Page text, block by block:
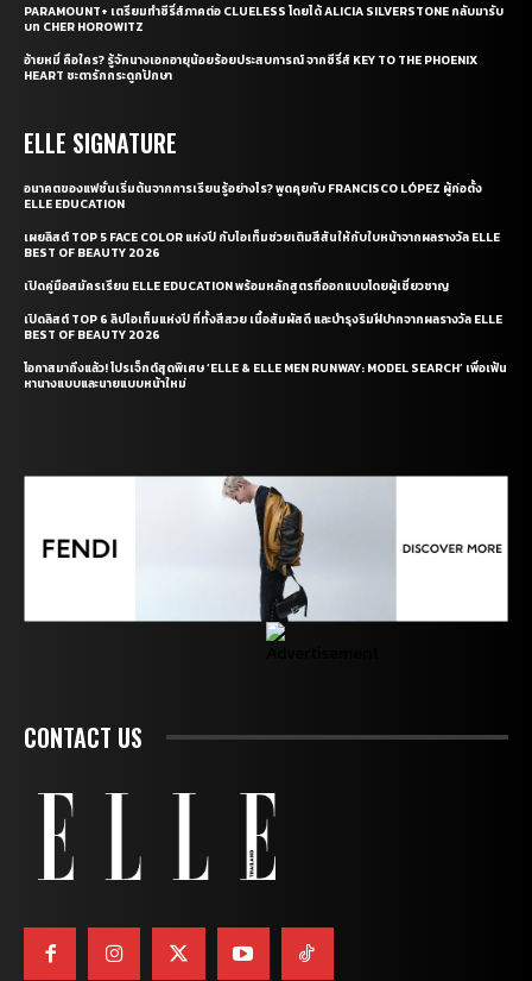
PARAMOUNT+ เตรียมทำซีรี่ส์ภาคต่อ CLUELESS โดยได้ ALICIA SILVERSTONE กลับมารับ
บท CHER HOROWITZ
อ้ายหมี่ คือใคร? รู้จักนางเอกอายุน้อยร้อยประสบการณ์ จากซีรี่ส์ KEY TO THE PHOENIX
HEART ชะตารักกระดูกปักษา
ELLE SIGNATURE
อนาคตของแฟชั่นเริ่มต้นจากการเรียนรู้อย่างไร? พูดคุยกับ FRANCISCO LÓPEZ ผู้ก่อตั้ง
ELLE EDUCATION
เผยลิสต์ TOP 5 FACE COLOR แห่งปี กับไอเท็มช่วยเติมสีสันให้กับใบหน้าจากผลรางวัล ELLE
BEST OF BEAUTY 2026
เปิดคู่มือสมัครเรียน ELLE EDUCATION พร้อมหลักสูตรที่ออกแบบโดยผู้เชี่ยวชาญ
เปิดลิสต์ TOP 6 ลิปไอเท็มแห่งปี ที่ทั้งสีสวย เนื้อสัมผัสดี และบำรุงริมฝีปากจากผลรางวัล ELLE
BEST OF BEAUTY 2026
โอกาสมาถึงแล้ว! โปรเจ็กต์สุดพิเศษ ‘ELLE & ELLE MEN RUNWAY: MODEL SEARCH’ เพื่อเฟ้น
หานางแบบและนายแบบหน้าใหม่
CONTACT US